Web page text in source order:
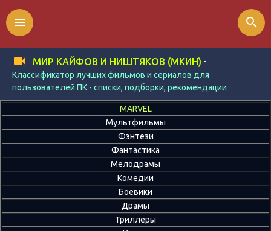
МИР КАЙФОВ И НИШТЯКОВ (МКИН) -
Классификатор лучших фильмов и сериалов для
пользователей ПК - списки, подборки, рекомендации
menu search
MARVEL
Мультфильмы
Фэнтези
Фантастика
Мелодрамы
Комедии
Боевики
Драмы
Триллеры